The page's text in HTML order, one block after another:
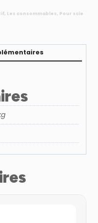
, Les consommables, Pour scie